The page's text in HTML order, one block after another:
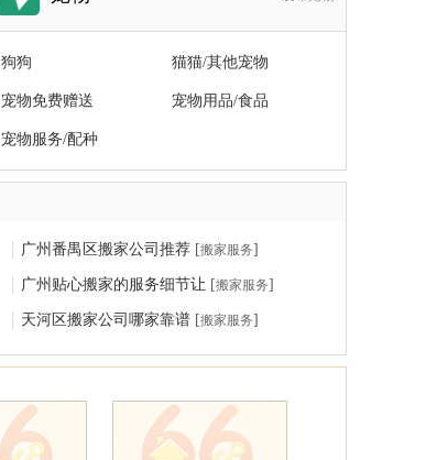
狗狗 猫猫/其他宠物
宠物免费赠送 宠物用品/食品
宠物服务/配种
广州番禺区搬家公司推荐 [搬家服务]
广州贴心搬家的服务细节让 [搬家服务]
天河区搬家公司哪家靠谱 [搬家服务]